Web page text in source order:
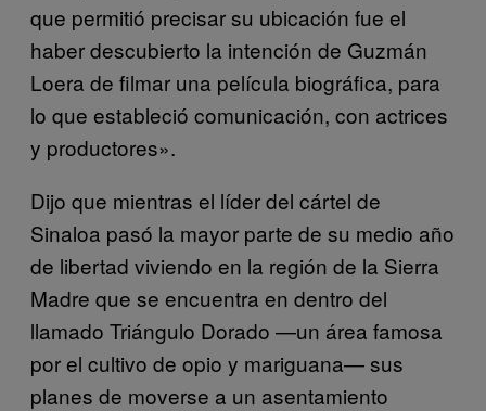
que permitió precisar su ubicación fue el
haber descubierto la intención de Guzmán
Loera de filmar una película biográfica, para
lo que estableció comunicación, con actrices
y productores».
Dijo que mientras el líder del cártel de
Sinaloa pasó la mayor parte de su medio año
de libertad viviendo en la región de la Sierra
Madre que se encuentra en dentro del
llamado Triángulo Dorado —un área famosa
por el cultivo de opio y mariguana— sus
planes de moverse a un asentamiento